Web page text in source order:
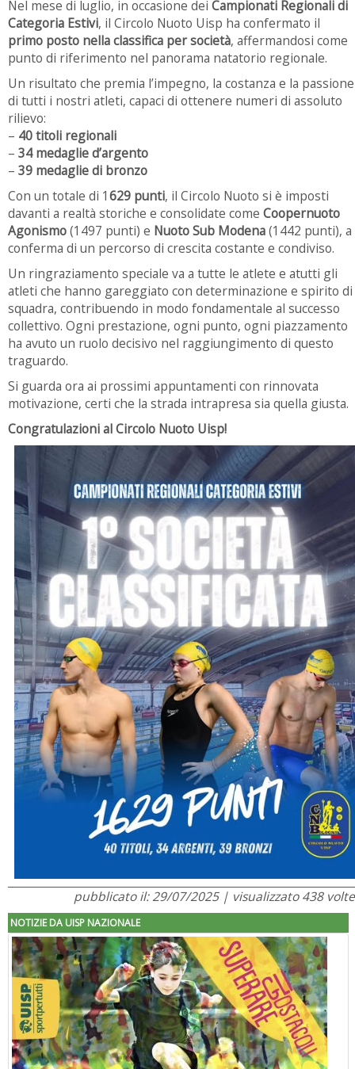
Nel mese di luglio, in occasione dei Campionati Regionali di
Categoria Estivi, il Circolo Nuoto Uisp ha confermato il
primo posto nella classifica per società, affermandosi come
punto di riferimento nel panorama natatorio regionale.
Un risultato che premia l’impegno, la costanza e la passione
di tutti i nostri atleti, capaci di ottenere numeri di assoluto
rilievo:
– 40 titoli regionali
– 34 medaglie d’argento
– 39 medaglie di bronzo
Con un totale di 1629 punti, il Circolo Nuoto si è imposti
davanti a realtà storiche e consolidate come Coopernuoto
Agonismo(1497 punti) e Nuoto Sub Modena(1442 punti), a
conferma di un percorso di crescita costante e condiviso.
Un ringraziamento speciale va a tutte le atlete e atutti gli
atleti che hanno gareggiato con determinazione e spirito di
squadra, contribuendo in modo fondamentale al successo
collettivo. Ogni prestazione, ogni punto, ogni piazzamento
ha avuto un ruolo decisivo nel raggiungimento di questo
traguardo.
Si guarda ora ai prossimi appuntamenti con rinnovata
motivazione, certi che la strada intrapresa sia quella giusta.
Congratulazioni al Circolo Nuoto Uisp!
pubblicato il: 29/07/2025 | visualizzato 438 volte
NOTIZIE DA UISP NAZIONALE